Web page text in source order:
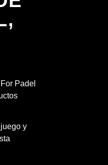
Padel
y